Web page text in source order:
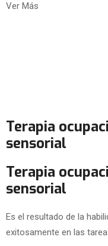
Ver Más
Terapia
sensorial
Terapia
sensorial
Es el resultado de la
exitosamente en las